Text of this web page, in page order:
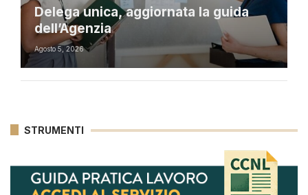
Delega unica, aggiornata la guida
dell’Agenzia
Agosto 5, 2026
STRUMENTI